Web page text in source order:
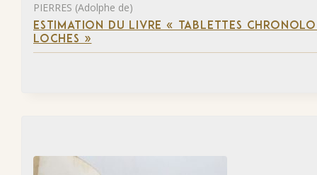
PIERRES (Adolphe de)
ESTIMATION DU LIVRE « TABLETTES
LOCHES »